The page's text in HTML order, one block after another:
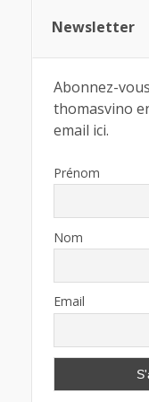
Newsletter
Abonnez-
thomasvino
email ici.
Prénom
Nom
Email